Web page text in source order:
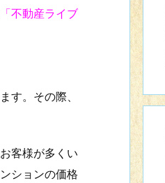
不動産ライブ
す。その際、
客様が多くい
ションの価格